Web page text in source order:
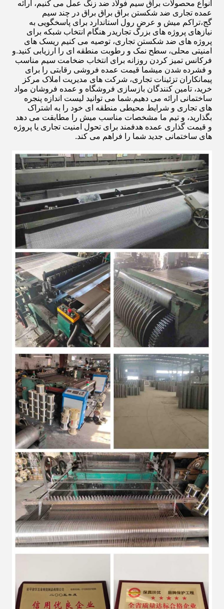
انواع محصولات براق سیم فولاد ضد زنگ عمل می کنیم، ارائه
عمده تجاری ضد شکستن براق براق براق در چند سیم
گج،تراکم میش و عرض رول استاندارد برای پاسخگویی به
نیازهای پروژه های بزرگ تجاریدر هنگام انتخاب شبکه برای
پروژه های ضد شکستن تجاری، توصیه می کنیم ریسک های
امنیتی محلی، سطح نمک و رطوبت منطقه ای را ارزیابی کنید.و
فرکانس تمیز کردن روزانه برای انتخاب ضخامت سیم مناسب
و فشرده شدن میشما قیمت عمده فروشی رقابتی را برای
پیمانکاران تزئینات تجاری، شرکت های مدیریت املاک مرکز
خرید، تامین کنندگان بازسازی فروشگاه و عمده فروشان مواد
ساختمانی ارائه می دهیم.شما می توانید لیست اندازه پنجره
های تجاری و شرایط محیطی منطقه ای خود را به اشتراک
بگذارید، و تیم ما مشخصات مناسب میش را مطابقت می دهد
و قیمت گذاری عمده هدفمند برای تحول امنیت تجاری یا پروژه
های ساختمانی جدید شما را فراهم می کند.